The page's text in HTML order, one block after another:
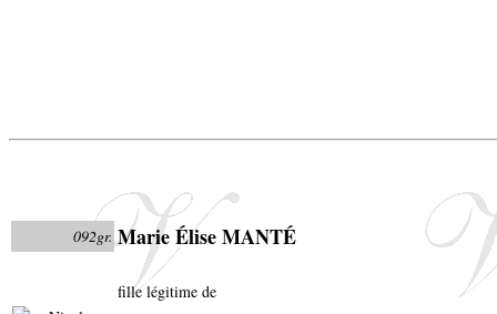
092gr. Marie Élise MANTÉ
fille légitime de